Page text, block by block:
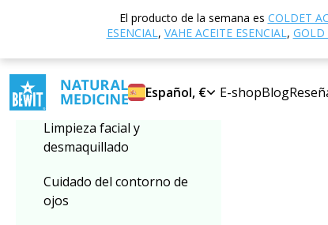
El producto de la semana es COLDET
ESENCIAL, VAHE ACEITE ESENCIAL, GOLD
Español, € E-shopBlog
Seleccionar categoría
Aceites cosméticos
Limpieza facial y
desmaquillado
Cuidado del contorno de
ojos
Inicio